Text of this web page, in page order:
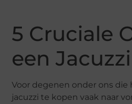
5 Cruciale
een Jacuzzi
Voor degenen onder ons
jacuzzi te kopen vaak naar